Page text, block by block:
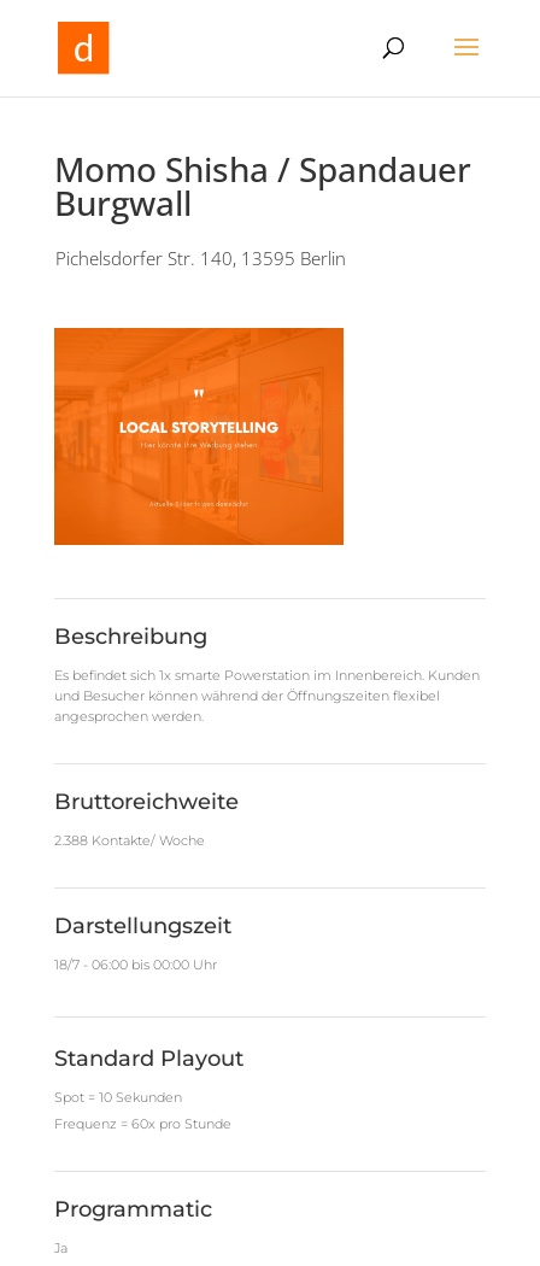
Momo Shisha / Spandauer
Burgwall
Pichelsdorfer Str. 140, 13595 Berlin
Beschreibung
Es befindet sich 1x smarte Powerstation im Innenbereich. Kunden
und Besucher können während der Öffnungszeiten flexibel
angesprochen werden.
Bruttoreichweite
2.388 Kontakte/ Woche
Darstellungszeit
18/7 - 06:00 bis 00:00 Uhr
Standard Playout
Spot = 10 Sekunden
Frequenz = 60x pro Stunde
Programmatic
Ja